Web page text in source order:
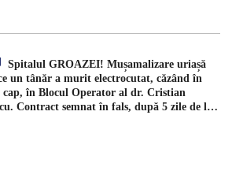
Spitalul GROAZEI! Mușamalizare uriașă
un tânăr a murit electrocutat, căzând în
cap, în Blocul Operator al dr. Cristian
Contract semnat în fals, după 5 zile de la